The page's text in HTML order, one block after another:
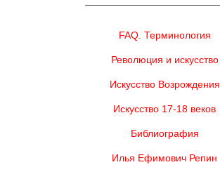
FAQ. Терминология
Революция и искусство
Искусство Возрождения
Искусство 17-18 веков
Библиография
Илья Ефимович Репин